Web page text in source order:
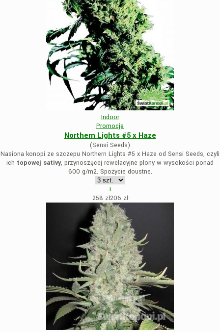
Indoor
Promocja
Northern Lights #5 x Haze
(Sensi Seeds)
Nasiona konopi ze szczepu Northern Lights #5 x Haze od Sensi Seeds, czyli
ich topowej sativy, przynoszącej rewelacyjne plony w wysokości ponad
600 g/m2. Spożycie doustne.
+
258 zł206 zł